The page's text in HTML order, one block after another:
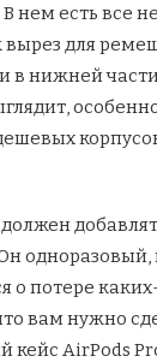
В нем есть все
для
в нижней
одноразовый,
о потере
вам нужно
кейс AirPods